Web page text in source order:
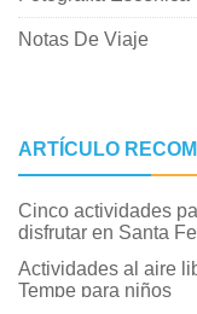
Notas De Viaje
ARTÍCULO
Cinco actividades
disfrutar en Santa
Actividades al aire
Tempe para niños